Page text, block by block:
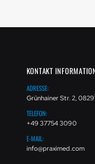
KONTAKT
ADRESSE:
Grünhainer Str. 2,
TELEFON:
+49 37754 3090
E-MAIL:
info@praximed.com